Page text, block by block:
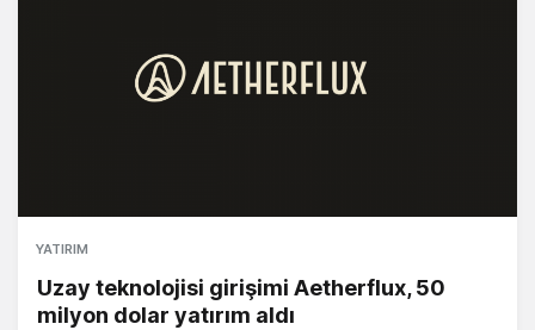
YATIRIM
Uzay teknolojisi girişimi Aetherflux, 50
milyon dolar yatırım aldı